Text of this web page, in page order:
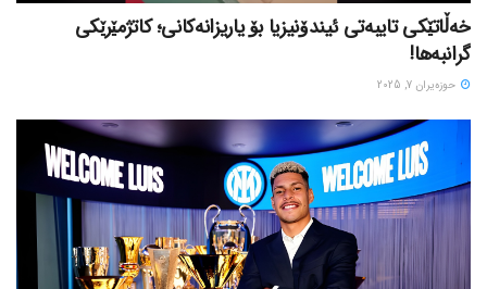
خەڵاتێکی تایبەتی ئیندۆنیزیا بۆ یاریزانەکانی؛ کاتژمێرێکی
گرانبەها!
حوزه‌یران 7, 2025